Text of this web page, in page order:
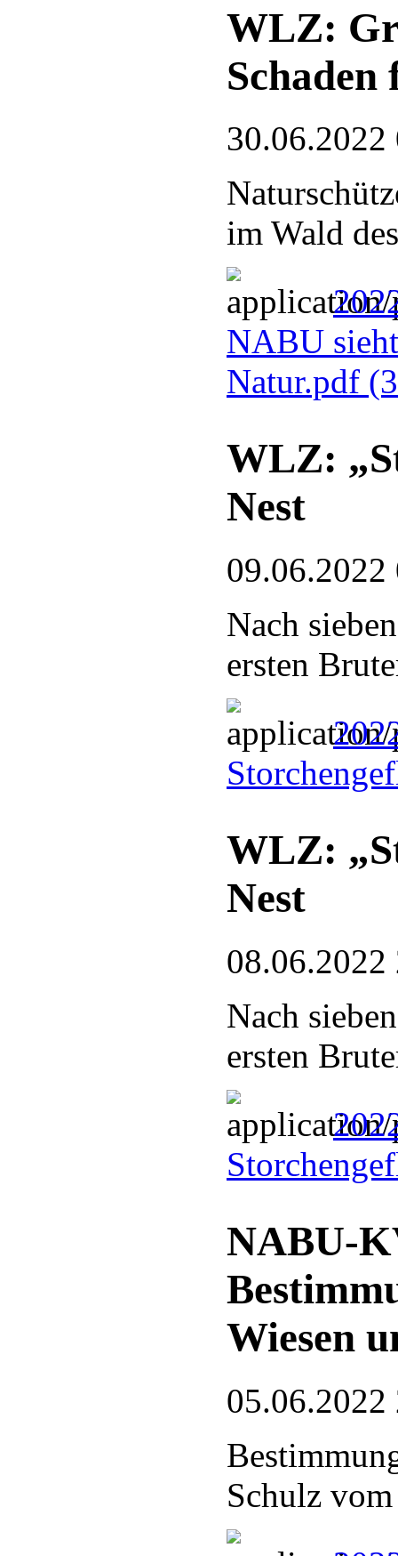
WLZ:
30.06.2022
im Wald
NABU
Natur.pdf
WLZ:
Nest
09.06.2022
Nach
ersten
WLZ:
Nest
08.06.2022
Nach
ersten
NABU-
Wiesen
05.06.2022
Schulz